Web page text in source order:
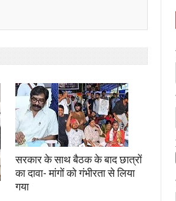
सरकार के साथ बैठक के बाद छात्रों
का दावा- मांगों को गंभीरता से लिया
गया